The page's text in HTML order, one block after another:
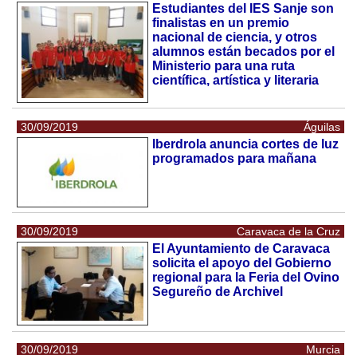
Estudiantes del IES Sanje son
finalistas en un premio
nacional de ciencia, y otros
alumnos están becados por el
Ministerio para una ruta
científica, artística y literaria
30/09/2019 Águilas
Iberdrola anuncia cortes de luz
programados para mañana
30/09/2019 Caravaca de la Cruz
El Ayuntamiento de Caravaca
solicita el apoyo del Gobierno
regional para la Feria del Ovino
Segureño de Archivel
30/09/2019 Murcia